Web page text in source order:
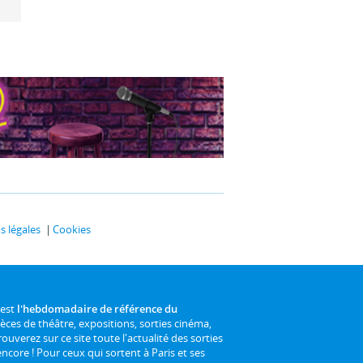
légales Cookies
l'hebdomadaire de référence du
de théâtre, expositions, sorties cinéma,
sur ce site toute l'actualité des sorties
! Pour ceux qui sortent à Paris et ses